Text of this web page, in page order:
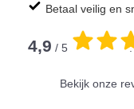
Betaal veilig en
4,9 / 5 .
Bekijk onze